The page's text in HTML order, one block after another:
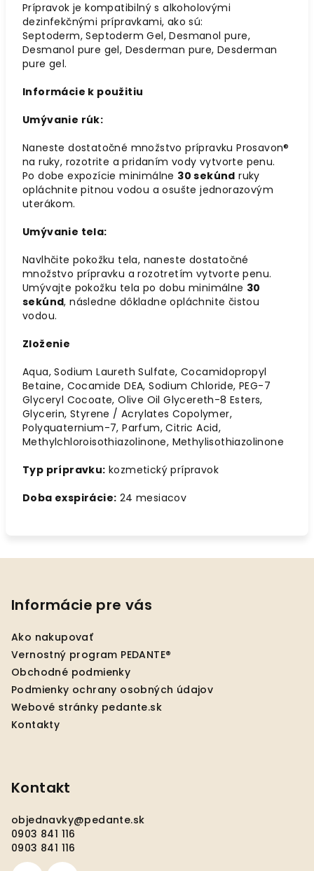
Prípravok je kompatibilný s alkoholovými
dezinfekčnými prípravkami, ako sú:
Septoderm, Septoderm Gel, Desmanol pure,
Desmanol pure gel, Desderman pure, Desderman
pure gel.
Informácie k použitiu
Umývanie rúk:
Naneste dostatočné množstvo prípravku Prosavon®
na ruky, rozotrite a pridaním vody vytvorte penu.
Po dobe expozície minimálne 30 sekúnd ruky
opláchnite pitnou vodou a osušte jednorazovým
uterákom.
Umývanie tela:
Navlhčite pokožku tela, naneste dostatočné
množstvo prípravku a rozotretím vytvorte penu.
Umývajte pokožku tela po dobu minimálne 30
sekúnd, následne dôkladne opláchnite čistou
vodou.
Zloženie
Aqua, Sodium Laureth Sulfate, Cocamidopropyl
Betaine, Cocamide DEA, Sodium Chloride, PEG-7
Glyceryl Cocoate, Olive Oil Glycereth-8 Esters,
Glycerin, Styrene / Acrylates Copolymer,
Polyquaternium-7, Parfum, Citric Acid,
Methylchloroisothiazolinone, Methylisothiazolinone
Typ prípravku: kozmetický prípravok
Doba exspirácie: 24 mesiacov
Informácie pre vás
Ako nakupovať
Vernostný program PEDANTE®
Obchodné podmienky
Podmienky ochrany osobných údajov
Webové stránky pedante.sk
Kontakty
Kontakt
objednavky@pedante.sk
0903 841 116
0903 841 116